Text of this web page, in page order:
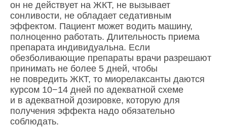
он не действует на ЖКТ, не вызывает
сонливости, не обладает седативным
эффектом. Пациент может водить машину,
полноценно работать. Длительность приема
препарата индивидуальна. Если
обезболивающие препараты врачи разрешают
принимать не более 5 дней, чтобы
не повредить ЖКТ, то миорелаксанты даются
курсом 10−14 дней по адекватной схеме
и в адекватной дозировке, которую для
получения эффекта надо обязательно
соблюдать.